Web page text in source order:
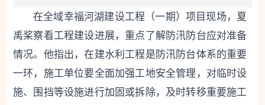
在全域幸福河湖建设工程（一期）项目现场，夏
禹桨察看工程建设进展，重点了解防汛防台应对准备
情况。他指出，在建水利工程是防汛防台体系的重要
一环，施工单位要全面加强工地安全管理，对临时设
施、围挡等设施进行加固或拆除，及时转移重要施工